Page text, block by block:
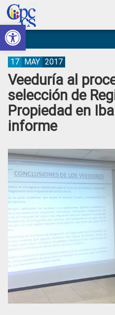
Abrir barra de herramientas
Skip
to
primary
navigation
Skip
to
main
content
Skip
to
primary
sidebar
Skip
to
footer
Consejo
de
Participación
Ciudadana
Control
Social
Construyendo
Poder
Ciudadano
Veeduría al
selección de
Propiedad en
informe
17 MAY 2017